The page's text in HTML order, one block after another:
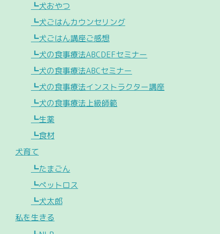
┗犬おやつ
┗犬ごはんカウンセリング
┗犬ごはん講座ご感想
┗犬の食事療法ABCDEFセミナー
┗犬の食事療法ABCセミナー
┗犬の食事療法インストラクター講座
┗犬の食事療法上級師範
┗生薬
┗食材
犬育て
┗たまごん
┗ペットロス
┗犬太郎
私を生きる